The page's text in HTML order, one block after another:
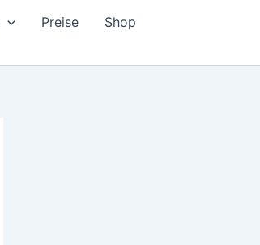
Preise
Shop